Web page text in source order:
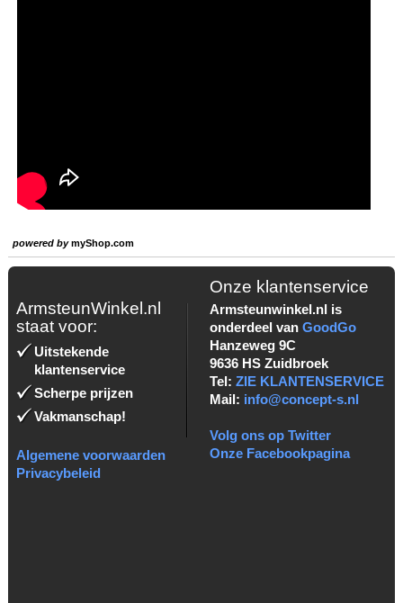
powered bymyShop.com
ArmsteunWinkel.nl
staat voor:
Uitstekende
klantenservice
Scherpe prijzen
Vakmanschap!
Algemene voorwaarden
Privacybeleid
Onze klantenservice
Armsteunwinkel.nl is
onderdeel van GoodGo
Hanzeweg 9C
9636 HS Zuidbroek
Tel: ZIE KLANTENSERVICE
Mail: info@concept-s.nl
Volg ons op Twitter
Onze Facebookpagina